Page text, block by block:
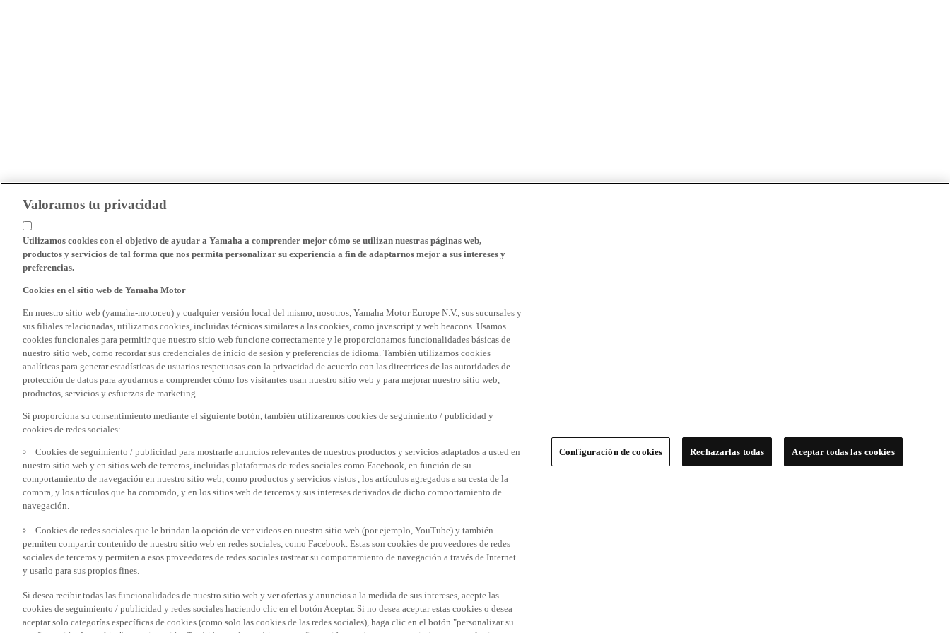
Valoramos tu privacidad
Utilizamos cookies con el objetivo de ayudar a Yamaha a comprender mejor cómo se utilizan nuestras páginas web,
productos y servicios de tal forma que nos permita personalizar su experiencia a fin de adaptarnos mejor a sus intereses y
preferencias.
Cookies en el sitio web de Yamaha Motor
En nuestro sitio web (yamaha-motor.eu) y cualquier versión local del mismo, nosotros, Yamaha Motor Europe N.V., sus sucursales y
sus filiales relacionadas, utilizamos cookies, incluidas técnicas similares a las cookies, como javascript y web beacons. Usamos
cookies funcionales para permitir que nuestro sitio web funcione correctamente y le proporcionamos funcionalidades básicas de
nuestro sitio web, como recordar sus credenciales de inicio de sesión y preferencias de idioma. También utilizamos cookies
analíticas para generar estadísticas de usuarios respetuosas con la privacidad de acuerdo con las directrices de las autoridades de
protección de datos para ayudarnos a comprender cómo los visitantes usan nuestro sitio web y para mejorar nuestro sitio web,
productos, servicios y esfuerzos de marketing.
Si proporciona su consentimiento mediante el siguiente botón, también utilizaremos cookies de seguimiento / publicidad y
cookies de redes sociales:
Cookies de seguimiento / publicidad para mostrarle anuncios relevantes de nuestros productos y servicios adaptados a usted en
nuestro sitio web y en sitios web de terceros, incluidas plataformas de redes sociales como Facebook, en función de su
comportamiento de navegación en nuestro sitio web, como productos y servicios vistos , los artículos agregados a su cesta de la
compra, y los artículos que ha comprado, y en los sitios web de terceros y sus intereses derivados de dicho comportamiento de
navegación.
Cookies de redes sociales que le brindan la opción de ver videos en nuestro sitio web (por ejemplo, YouTube) y también
permiten compartir contenido de nuestro sitio web en redes sociales, como Facebook. Estas son cookies de proveedores de redes
sociales de terceros y permiten a esos proveedores de redes sociales rastrear su comportamiento de navegación a través de Internet
y usarlo para sus propios fines.
Si desea recibir todas las funcionalidades de nuestro sitio web y ver ofertas y anuncios a la medida de sus intereses, acepte las
cookies de seguimiento / publicidad y redes sociales haciendo clic en el botón Aceptar. Si no desea aceptar estas cookies o desea
aceptar solo categorías específicas de cookies (como solo las cookies de las redes sociales), haga clic en el botón "personalizar su
Configuración de cookies Rechazarlas todas Aceptar todas las cookies